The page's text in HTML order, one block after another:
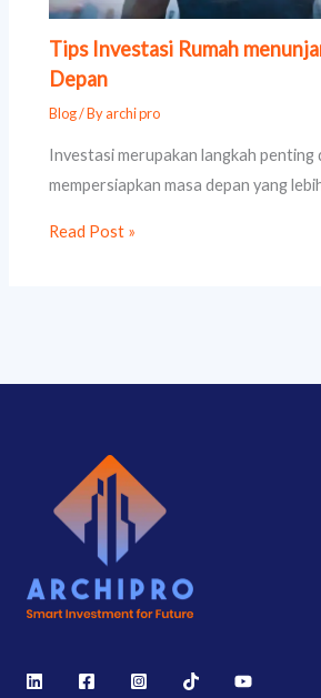
Tips Investasi Rumah
Depan
Blog/ Byarchi pro
Investasi merupakan langkah penting
mempersiapkan masa depan yang
Read Post »